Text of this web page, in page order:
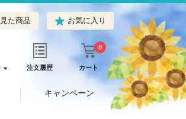
た商品 お気に入り
注文履歴 カート
0
キャンペーン